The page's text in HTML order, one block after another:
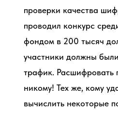
проверки качества
проводил конкурс
фондом в 200 тысяч
участники должны
трафик. Расшифровать
никому! Тех же, кому
вычислить некоторые